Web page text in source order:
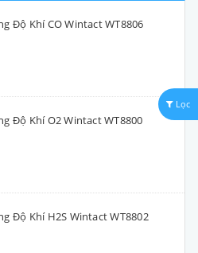
Độ Khí CO Wintact WT8806
Độ Khí O2 Wintact WT8800
Độ Khí H2S Wintact WT8802
Lọc